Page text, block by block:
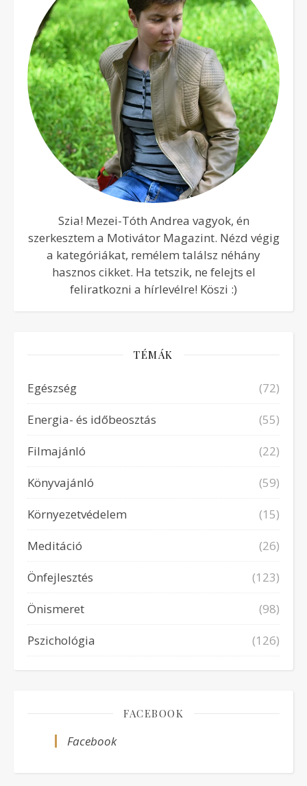
Szia! Mezei-Tóth Andrea vagyok, én
szerkesztem a Motivátor Magazint. Nézd végig
a kategóriákat, remélem találsz néhány
hasznos cikket. Ha tetszik, ne felejts el
feliratkozni a hírlevélre! Köszi :)
TÉMÁK
Egészség
(72)
Energia- és időbeosztás
(55)
Filmajánló
(22)
Könyvajánló
(59)
Környezetvédelem
(15)
Meditáció
(26)
Önfejlesztés
(123)
Önismeret
(98)
Pszichológia
(126)
FACEBOOK
Facebook